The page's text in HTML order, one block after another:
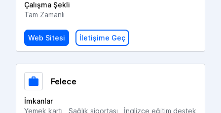
Çalışma Şekli
Tam Zamanlı
Web Sitesi İletişime Geç
Felece
İmkanlar
Yemek kartı , Sağlık sigortası , İnglizce eğitim destek